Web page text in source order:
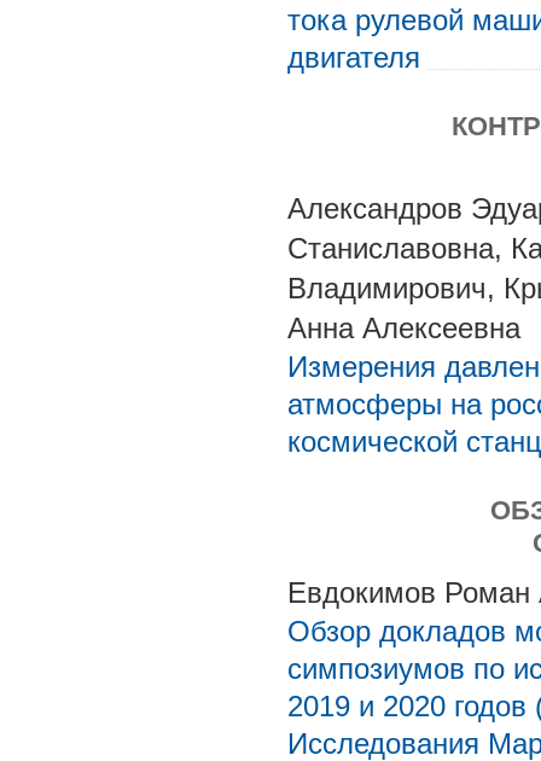
тока рулевой
двигателя
Александров
Станиславовна,
Владимирович,
Анна Алексеевна
Измерения
атмосферы на
космической
Евдокимов Роман
Обзор докладов
симпозиумов по
2019 и 2020
Исследования